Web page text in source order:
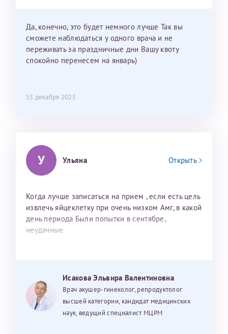
Да, конечно, это будет немного лучше Так вы
сможете наблюдаться у одного врача и не
переживать за праздничные дни Вашу квоту
спокойно перенесем на январь)
15 декабря 2025
У Ульяна Открыть
Когда лучше записаться на прием , если есть цель
извлечь яйцеклетку при очень низком Амг, в какой
день периода Были попытки в сентябре,
неудачные
Исакова Эльвира Валентиновна
Врач акушер-гинеколог, репродуктолог
высшей категории, кандидат медицинских
наук, ведущий специалист МЦРМ